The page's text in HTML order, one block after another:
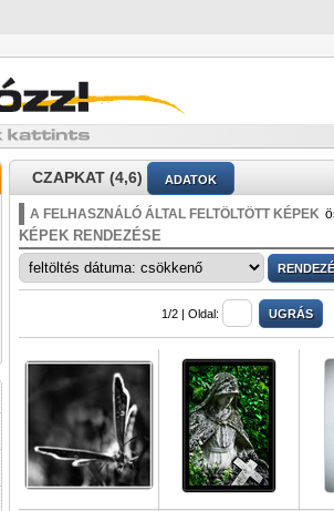
CZAPKAT (4,6) ADATOK
A FELHASZNÁLÓ ÁLTAL FELTÖLTÖTT KÉPEK
KÉPEK RENDEZÉSE
1/2 | Oldal: